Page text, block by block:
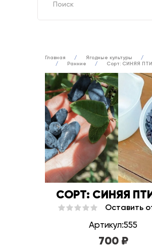
Главная Ягодные культуры
Ранние
Сорт: СИНЯЯ
СОРТ: СИНЯЯ
Оставить
Артикул:555
700 ₽